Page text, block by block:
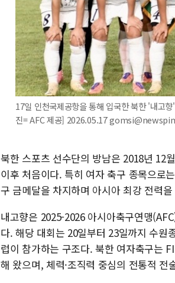
17일 인천국제공항을 통해 입국한 북한 '내고
진= AFC 제공] 2026.05.17
북한 스포츠 선수단의 방남은 2018년 12
이후 처음이다. 특히 여자 축구 종목으로
구 금메달을 차지하며 아시아 최강 전력
내고향은 2025-2026 아시아축구연맹
다. 해당 대회는 20일부터 23일까지 수원
럽이 참가하는 구조다. 북한 여자축구는
해 왔으며, 체력·조직력 중심의 전통적 전